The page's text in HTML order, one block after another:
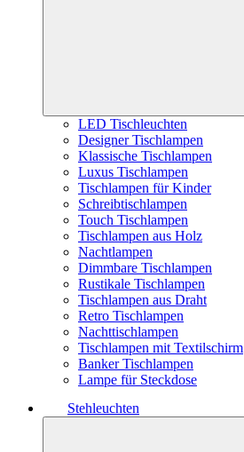
LED Tischleuchten
Designer Tischlampen
Klassische Tischlampen
Luxus Tischlampen
Tischlampen für Kinder
Schreibtischlampen
Touch Tischlampen
Tischlampen aus Holz
Nachtlampen
Dimmbare Tischlampen
Rustikale Tischlampen
Tischlampen aus Draht
Retro Tischlampen
Nachttischlampen
Tischlampen mit Textilschirm
Banker Tischlampen
Lampe für Steckdose
Stehleuchten